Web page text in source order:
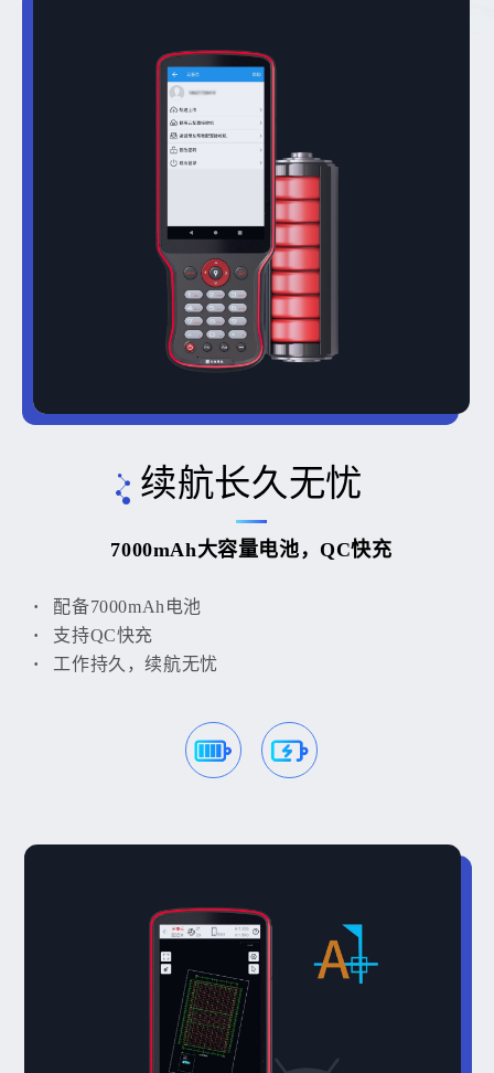
续航长久无忧
7000mAh大容量电池，QC快充
配备7000mAh电池
支持QC快充
工作持久，续航无忧